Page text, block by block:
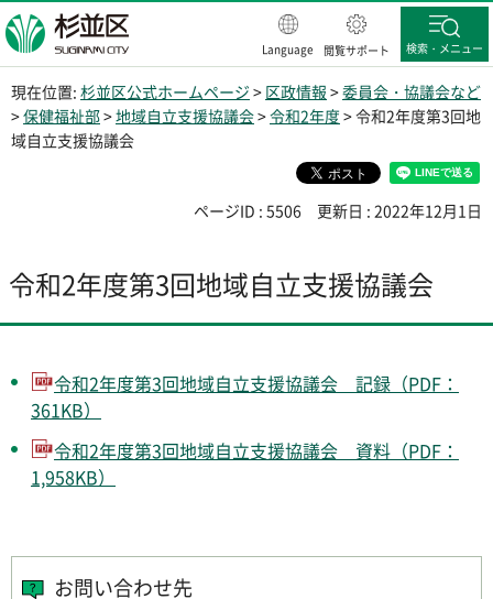
杉並区
Language 閲覧サポート 検索・メニュー
現在位置: 杉並区公式ホームページ > 区政情報 >委員会・協議会など
>保健福祉部>地域自立支援協議会>令和2年度> 令和2年度第3回地
域自立支援協議会
ページID : 5506 更新日 : 2022年12月1日
令和2年度第3回地域自立支援協議会
令和2年度第3回地域自立支援協議会 記録（PDF：
361KB）
令和2年度第3回地域自立支援協議会 資料（PDF：
1,958KB）
お問い合わせ先